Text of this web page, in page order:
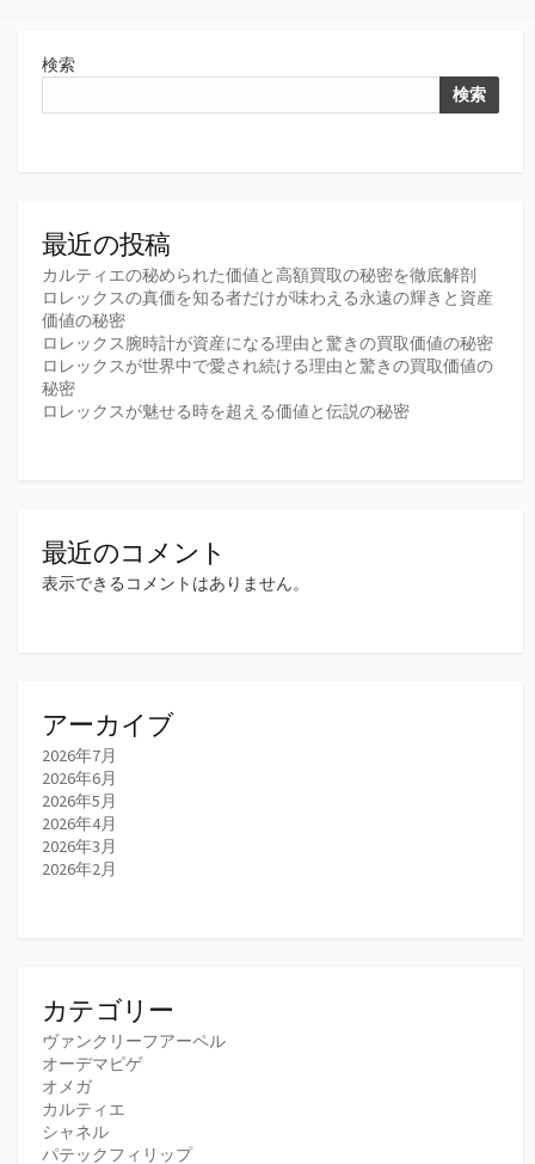
検索
検索
最近の投稿
カルティエの秘められた価値と高額買取の秘密を徹底解剖
ロレックスの真価を知る者だけが味わえる永遠の輝きと資産
価値の秘密
ロレックス腕時計が資産になる理由と驚きの買取価値の秘密
ロレックスが世界中で愛され続ける理由と驚きの買取価値の
秘密
ロレックスが魅せる時を超える価値と伝説の秘密
最近のコメント
表示できるコメントはありません。
アーカイブ
2026年7月
2026年6月
2026年5月
2026年4月
2026年3月
2026年2月
カテゴリー
ヴァンクリーフアーペル
オーデマピゲ
オメガ
カルティエ
シャネル
パテックフィリップ